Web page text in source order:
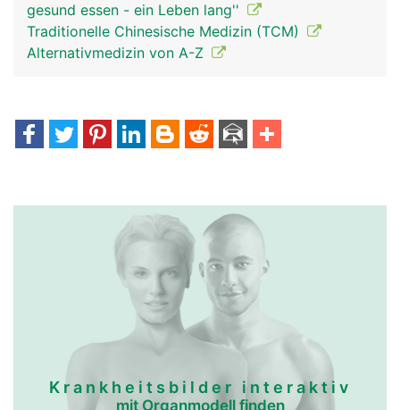
gesund essen - ein Leben lang''
Traditionelle Chinesische Medizin (TCM)
Alternativmedizin von A-Z
Krankheitsbilder interaktiv
mit Organmodell finden